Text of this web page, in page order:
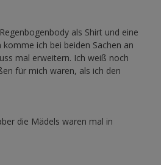
als Shirt und eine
komme ich bei beiden Sachen an
mal erweitern. Ich weiß noch
für mich waren, als ich den
die Mädels waren mal in